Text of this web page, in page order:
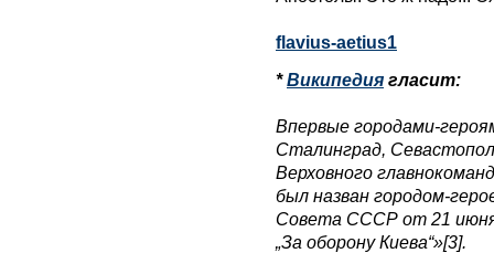
flavius-aetius1
*Википедия гласит:
Впервые городами-
Сталинград,
Верховного
был назван городом-
Совета СССР от 21 июня
„За оборону Киева“»[3].